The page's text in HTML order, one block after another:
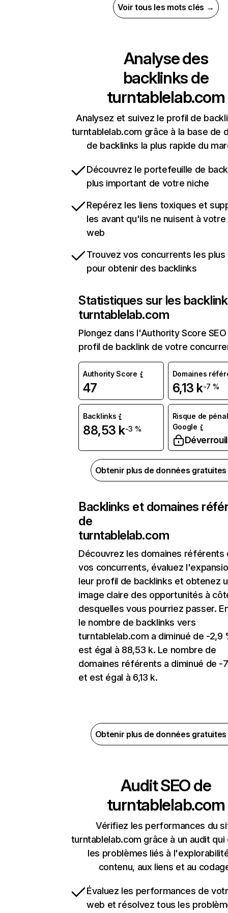
Voir tous les mots clés →
Analyse des
backlinks de
turntablelab.com
Analysez et suivez le profil de
turntablelab.com grâce à la base de
de backlinks la plus rapide du
Découvrez le portefeuille de
plus important de votre niche
Repérez les liens toxiques et
les avant qu'ils ne nuisent à
web
Trouvez vos concurrents les
pour obtenir des backlinks
Statistiques sur les
turntablelab.com
Plongez dans l'Authority Score
profil de backlink de votre
Authority Score
47
Domaines
6,13 k-7 %
Backlinks
88,53 k-3 %
Risque de
Google
Obtenir plus de données
Backlinks et domaines
de
turntablelab.com
Découvrez les domaines référents
vos concurrents, évaluez
leur profil de backlinks et obtenez
image claire des opportunités à
desquelles vous pourriez passer.
le nombre de backlinks vers
turntablelab.com a diminué de -2,9
est égal à 88,53 k. Le nombre de
domaines référents a diminué de -
et est égal à 6,13 k.
Obtenir plus de données
Audit SEO de
turntablelab.com
Vérifiez les performances du
turntablelab.com grâce à un audit
les problèmes liés à
contenu, aux liens et au
Évaluez les performances de
web et résolvez tous les